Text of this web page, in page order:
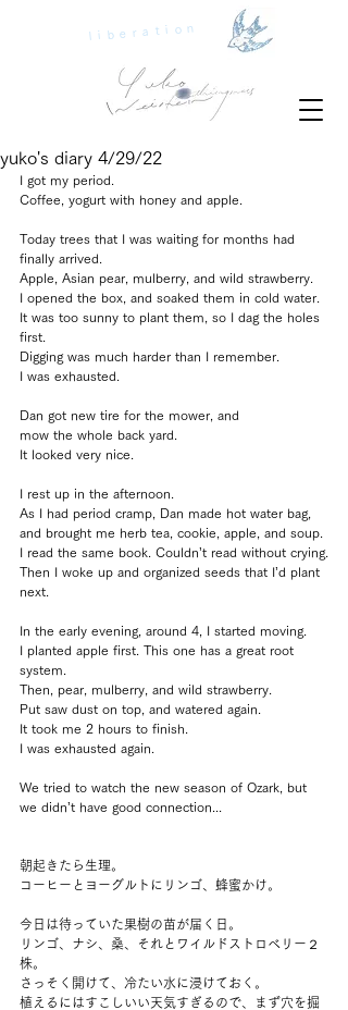
liberation
yuko's diary 4/29/22
I got my period.
Coffee, yogurt with honey and apple.
Today trees that I was waiting for months had
finally arrived.
Apple, Asian pear, mulberry, and wild strawberry.
I opened the box, and soaked them in cold water.
It was too sunny to plant them, so I dag the holes
first.
Digging was much harder than I remember.
I was exhausted.
Dan got new tire for the mower, and
mow the whole back yard.
It looked very nice.
I rest up in the afternoon.
As I had period cramp, Dan made hot water bag,
and brought me herb tea, cookie, apple, and soup.
I read the same book. Couldn’t read without crying.
Then I woke up and organized seeds that I’d plant
next.
In the early evening, around 4, I started moving.
I planted apple first. This one has a great root
system.
Then, pear, mulberry, and wild strawberry.
Put saw dust on top, and watered again.
It took me 2 hours to finish.
I was exhausted again.
We tried to watch the new season of Ozark, but
we didn’t have good connection...
朝起きたら生理。
コーヒーとヨーグルトにリンゴ、蜂蜜かけ。
今日は待っていた果樹の苗が届く日。
リンゴ、ナシ、桑、それとワイルドストロベリー２
株。
さっそく開けて、冷たい水に浸けておく。
植えるにはすこしいい天気すぎるので、まず穴を掘